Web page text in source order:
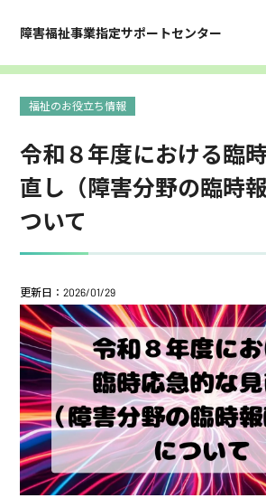
障害福祉事業指定サポートセンター
福祉のお役立ち情報
令和８年度における臨
直し（障害分野の臨時
ついて
更新日：2026/01/29